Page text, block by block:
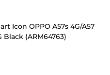
Icon OPPO A57s 4G/A57
Black (ARM64763)